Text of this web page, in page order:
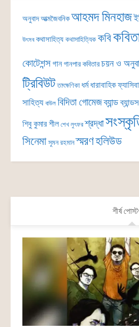
অনুবাদ আত্মজৈবনিক আহমদ মিনহাজ
উৎসব কথাসাহিত্য কথাসাহিত্যিক কবি
কোটেশন্সগান গানপার কবিতার চয়ন ও
ট্রিবিউট তাৎক্ষণিকা ধর্ম ধারাবাহিক
সাহিত্য বাউল বিদিতা গোমেজব্যান্ড
শিবু কুমার শীল শেখ লুৎফর শ্রদ্ধা
সিনেমা সুমন রহমান স্মরণহলিউড
শীর্ষ